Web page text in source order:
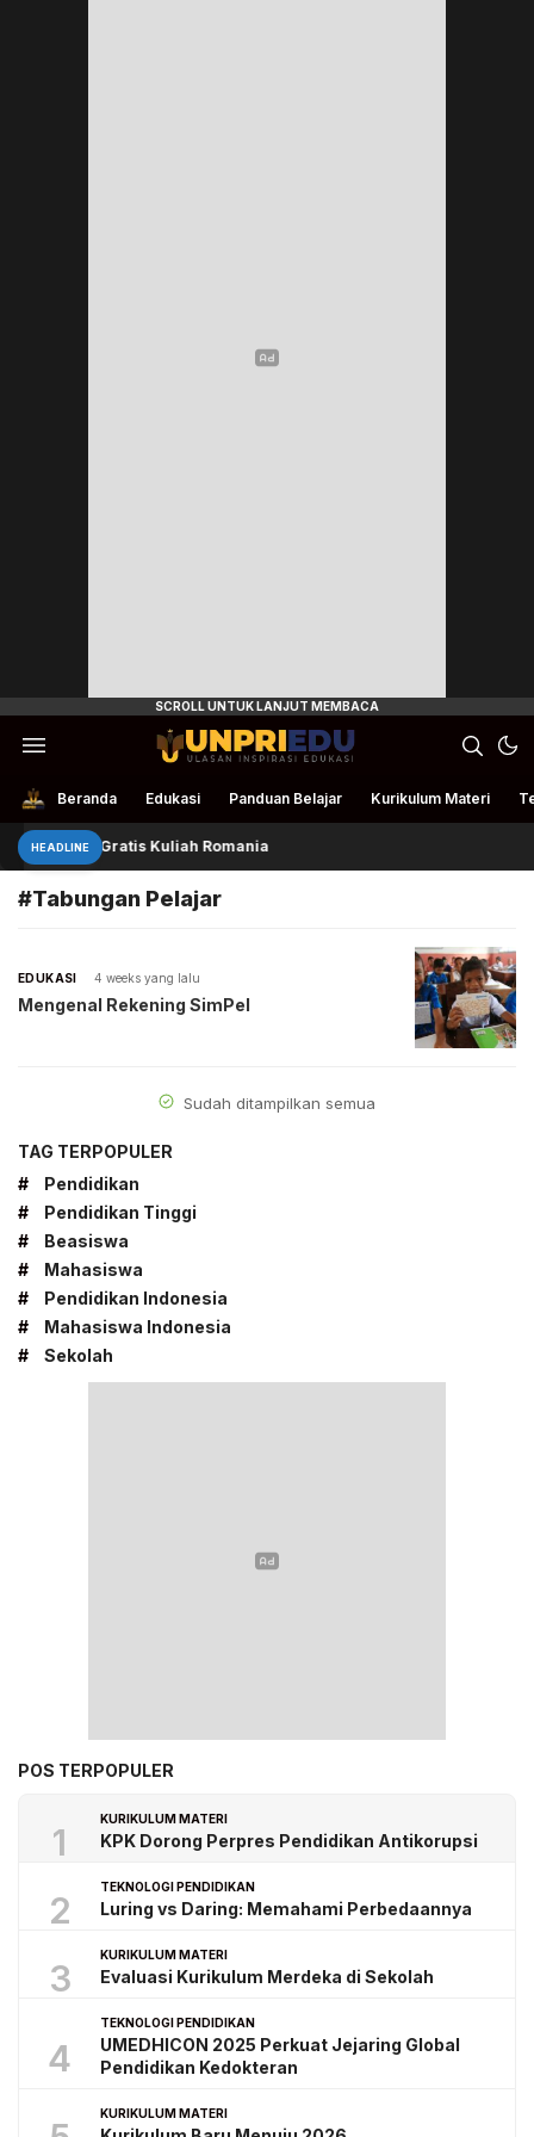
UnpriEdu
Ulasan Inspirasi Edukasi
Beranda Edukasi Panduan Belajar Kurikulum Materi
HEADLINE
4 Beasiswa Gratis Kuliah Romania
#Tabungan Pelajar
EDUKASI 4 weeks yang lalu
Mengenal Rekening SimPel
Sudah ditampilkan semua
TAG TERPOPULER
#
Pendidikan
#
Pendidikan Tinggi
#
Beasiswa
#
Mahasiswa
#
Pendidikan Indonesia
#
Mahasiswa Indonesia
#
Sekolah
POS TERPOPULER
1
KURIKULUM MATERI
KPK Dorong Perpres Pendidikan Antikorupsi
2
TEKNOLOGI PENDIDIKAN
Luring vs Daring: Memahami Perbedaannya
3
KURIKULUM MATERI
Evaluasi Kurikulum Merdeka di Sekolah
4
TEKNOLOGI PENDIDIKAN
UMEDHICON 2025 Perkuat Jejaring Global
Pendidikan Kedokteran
KURIKULUM MATERI